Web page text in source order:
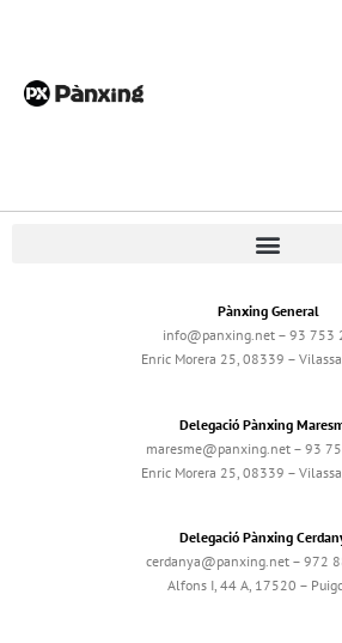
Pànxing General
info@panxing.net – 93 753
Enric Morera 25, 08339 –
Delegació Pànxing
maresme@panxing.net – 93
Enric Morera 25, 08339 –
Delegació Pànxing
cerdanya@panxing.net – 972
Alfons I, 44 A, 17520 –